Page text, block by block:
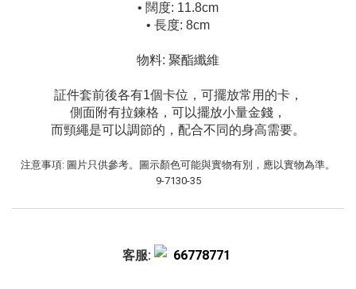
• 闊度: 11.8cm
• 長度: 8cm
物料: 聚酯纖維
証件套前後各有1個卡位，可擺放常用的卡，
側面附有拉鍊格，可以擺放小量金錢，
而頸繩是可以調節的，配合不同的身高需要。
注意事項: 圖片只供參考。圖示顏色可能與實物有別，應以實物為準。
9-7130-35
客服: 66778771